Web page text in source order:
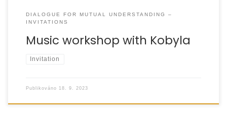
DIALOGUE FOR MUTUAL UNDERSTANDING –
INVITATIONS
Music workshop with Kobyla
Invitation
Publikováno 18. 9. 2023